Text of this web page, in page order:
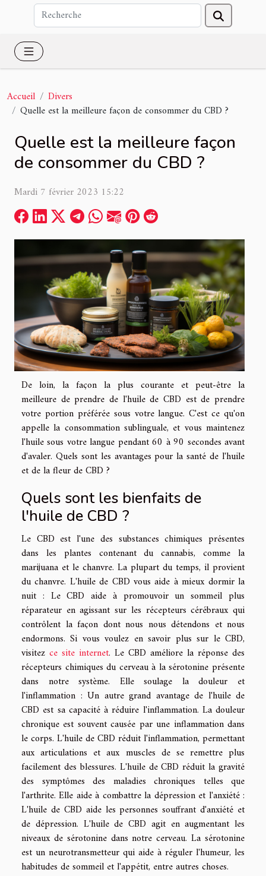
Accueil
Divers
Quelle est la meilleure façon de consommer du CBD ?
Quelle est la meilleure façon
de consommer du CBD ?
Mardi 7 février 2023 15:22
De loin, la façon la plus courante et peut-être la
meilleure de prendre de l'huile de CBD est de prendre
votre portion préférée sous votre langue. C'est ce qu'on
appelle la consommation sublinguale, et vous maintenez
l'huile sous votre langue pendant 60 à 90 secondes avant
d'avaler. Quels sont les avantages pour la santé de l'huile
et de la fleur de CBD ?
Quels sont les bienfaits de
l'huile de CBD ?
Le CBD est l'une des substances chimiques présentes
dans les plantes contenant du cannabis, comme la
marijuana et le chanvre. La plupart du temps, il provient
du chanvre. L'huile de CBD vous aide à mieux dormir la
nuit : Le CBD aide à promouvoir un sommeil plus
réparateur en agissant sur les récepteurs cérébraux qui
contrôlent la façon dont nous nous détendons et nous
endormons. Si vous voulez en savoir plus sur le CBD,
visitez ce site internet. Le CBD améliore la réponse des
récepteurs chimiques du cerveau à la sérotonine présente
dans notre système. Elle soulage la douleur et
l'inflammation : Un autre grand avantage de l'huile de
CBD est sa capacité à réduire l'inflammation. La douleur
chronique est souvent causée par une inflammation dans
le corps. L'huile de CBD réduit l'inflammation, permettant
aux articulations et aux muscles de se remettre plus
facilement des blessures. L'huile de CBD réduit la gravité
des symptômes des maladies chroniques telles que
l'arthrite. Elle aide à combattre la dépression et l'anxiété :
L'huile de CBD aide les personnes souffrant d'anxiété et
de dépression. L'huile de CBD agit en augmentant les
niveaux de sérotonine dans notre cerveau. La sérotonine
est un neurotransmetteur qui aide à réguler l'humeur, les
habitudes de sommeil et l'appétit, entre autres choses.